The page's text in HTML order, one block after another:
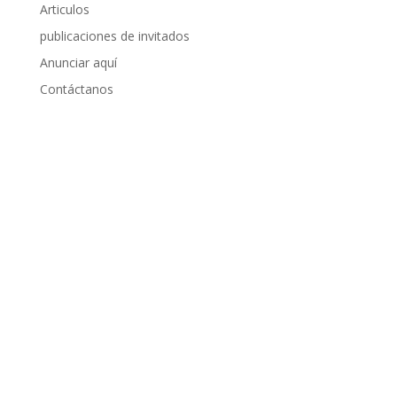
Articulos
publicaciones de invitados
Anunciar aquí
Contáctanos